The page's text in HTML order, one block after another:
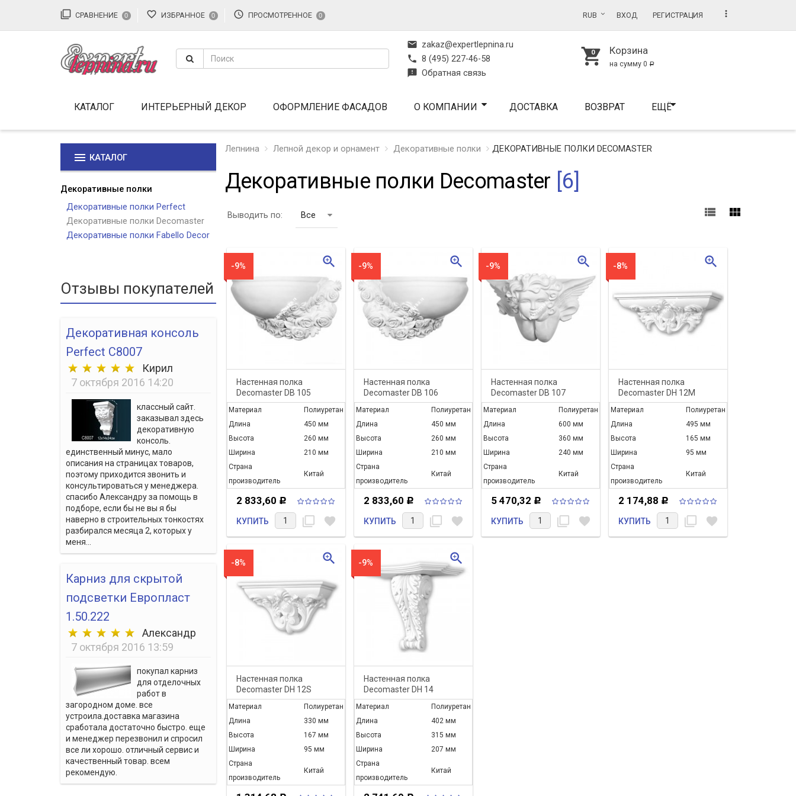
filter_none СРАВНЕНИЕ 0 favorite_border ИЗБРАННОЕ 0 access_time ПРОСМОТРЕННОЕ 0 RUB ВХОД РЕГИСТРАЦИЯ more_vert
mail zakaz@expertlepnina.ru
phone 8 (495) 227-46-58
feedback Обратная связь
shopping_cart Корзина
на сумму 0 Р
КАТАЛОГ ИНТЕРЬЕРНЫЙ ДЕКОР ОФОРМЛЕНИЕ ФАСАДОВ О КОМПАНИИ ДОСТАВКА ВОЗВРАТ ЕЩЁ
menu КАТАЛОГ
Декоративные полки
Декоративные полки Perfect
Декоративные полки Decomaster
Декоративные полки Fabello Decor
Отзывы покупателей
Декоративная консоль
Perfect C8007
Кирил
7 октября 2016 14:20
классный сайт.
заказывал здесь
декоративную
консоль.
единственный минус, мало
описания на страницах товаров,
поэтому приходится звонить и
консультироваться у менеджера.
спасибо Александру за помощь в
подборе, если бы не вы я бы
наверно в строительных тонкостях
разбирался месяца 2, которых у
меня...
Карниз для скрытой
подсветки Европласт
1.50.222
Александр
7 октября 2016 13:59
покупал карниз
для отделочных
работ в
загородном доме. все
устроила.доставка магазина
сработала достаточно быстро. еще
и менеджер перезвонил и спросил
все ли хорошо. отличный сервис и
качественный товар. всем
рекомендую.
Лепнина Лепной декор и орнамент Декоративные полки ДЕКОРАТИВНЫЕ ПОЛКИ DECOMASTER
Декоративные полки Decomaster [6]
Выводить по: Все view_list view_module
-9%
Настенная полка
Decomaster DB 105
Материал
Полиуретан
Длина
450 мм
Высота
260 мм
Ширина
210 мм
Страна
производитель
Китай
2 833,60 Р
КУПИТЬ filter_none favorite
zoom_in -9%
Настенная полка
Decomaster DB 106
Материал
Полиуретан
Длина
450 мм
Высота
260 мм
Ширина
210 мм
Страна
производитель
Китай
2 833,60 Р
КУПИТЬ filter_none favorite
zoom_in -9%
Настенная полка
Decomaster DB 107
Материал
Полиуретан
Длина
600 мм
Высота
360 мм
Ширина
240 мм
Страна
производитель
Китай
5 470,32 Р
КУПИТЬ filter_none favorite
zoom_in -8%
Настенная полка
Decomaster DH 12M
Материал
Полиуретан
Длина
495 мм
Высота
165 мм
Ширина
95 мм
Страна
производитель
Китай
2 174,88 Р
КУПИТЬ filter_none favorite
zoom_in
-8%
Настенная полка
Decomaster DH 12S
Материал
Полиуретан
Длина
330 мм
Высота
167 мм
Ширина
95 мм
Страна
производитель
Китай
zoom_in -9%
Настенная полка
Decomaster DH 14
Материал
Полиуретан
Длина
402 мм
Высота
315 мм
Ширина
207 мм
Страна
производитель
Китай
zoom_in